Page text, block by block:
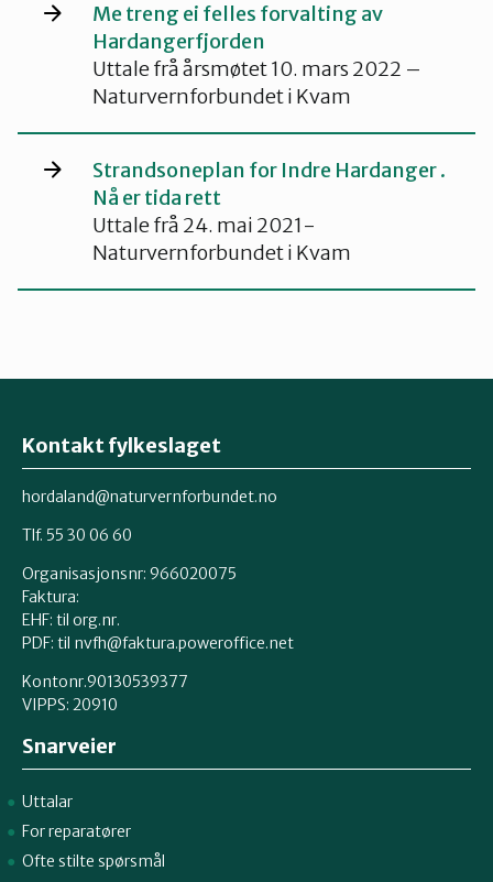
Me treng ei felles forvalting av
Hardangerfjorden
Uttale frå årsmøtet 10. mars 2022 –
Naturvernforbundet i Kvam
Strandsoneplan for Indre Hardanger .
Nå er tida rett
Uttale frå 24. mai 2021-
Naturvernforbundet i Kvam
Kontakt fylkeslaget
hordaland@naturvernforbundet.no
Tlf. 55 30 06 60
Organisasjonsnr: 966020075
Faktura:
EHF: til org.nr.
PDF: til nvfh@faktura.poweroffice.net
Kontonr.90130539377
VIPPS: 20910
Snarveier
Uttalar
For reparatører
Ofte stilte spørsmål